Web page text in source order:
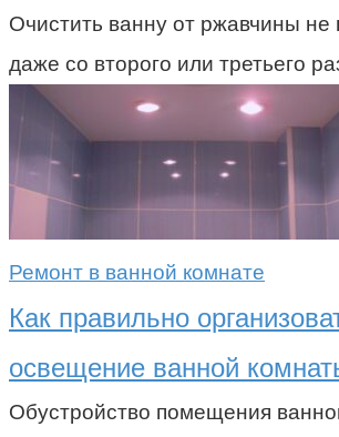
Очистить ванну от ржавчины не
даже со второго или третьего
Ремонт в ванной комнате
Как правильно
освещение ванной
Обустройство помещения